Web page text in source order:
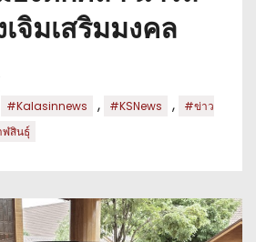
จิมเสริมมงคล
#Kalasinnews , #KSNews ,
#ข่าว
สินธุ์